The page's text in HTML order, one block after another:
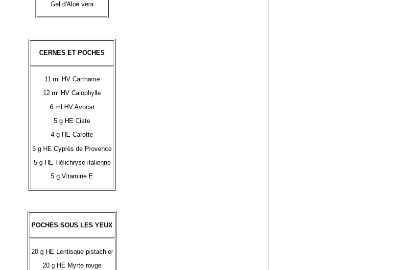
Gel d'Aloé vera
CERNES ET POCHES
11 ml HV Carthame
12 ml HV Calophylle
6 ml HV Avocat
5 g HE Ciste
4 g HE Carotte
5 g HE Cyprès de Provence
5 g HE Hélichryse italienne
5 g Vitamine E
POCHES SOUS LES YEUX
20 g HE Lentisque pistachier
20 g HE Myrte rouge